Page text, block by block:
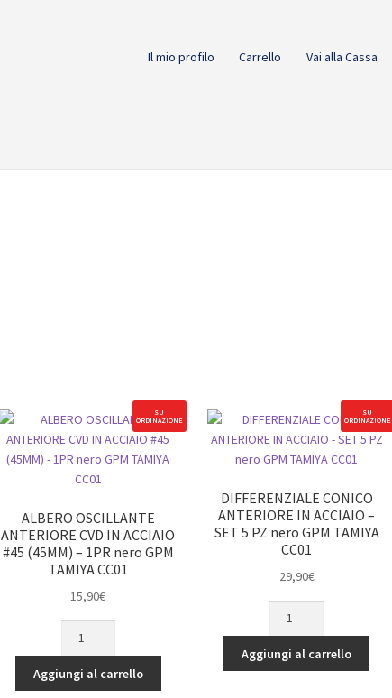
Il mio profilo Carrello Vai alla Cassa
SU
ORDINAZIONE
ALBERO OSCILLANTE
ANTERIORE CVD IN ACCIAIO
#45 (45MM) – 1PR nero GPM
TAMIYA CC01
15,90€
ANTERIORE
CVD
Aggiungi al carrello
SU
ORDINAZIONE
DIFFERENZIALE CONICO
ANTERIORE IN ACCIAIO –
SET 5 PZ nero GPM TAMIYA
CC01
29,90€
ANTERIORE
IN
Aggiungi al carrello